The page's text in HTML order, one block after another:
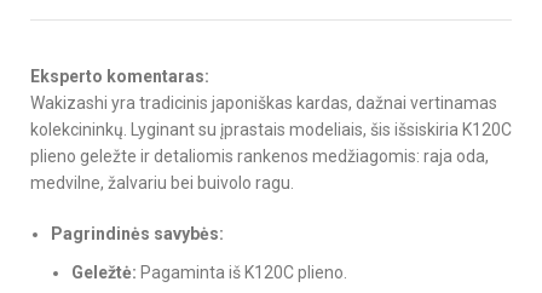
Eksperto komentaras:
Wakizashi yra tradicinis japoniškas kardas, dažnai vertinamas
kolekcininkų. Lyginant su įprastais modeliais, šis išsiskiria K120C
plieno geležte ir detaliomis rankenos medžiagomis: raja oda,
medvilne, žalvariu bei buivolo ragu.
Pagrindinės savybės:
Geležtė: Pagaminta iš K120C plieno.